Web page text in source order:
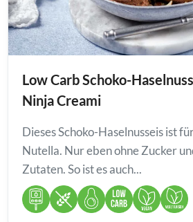
Low Carb Schoko-
Ninja Creami
Dieses Schoko-Haselnusseis ist
Nutella. Nur eben ohne Zucker
Zutaten. So ist es auch...